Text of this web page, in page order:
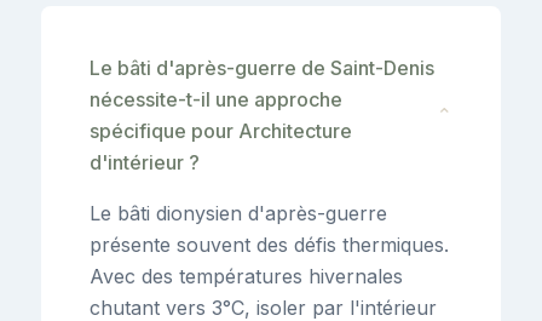
Le bâti d'après-guerre de Saint-Denis
nécessite-t-il une approche
spécifique pour Architecture
d'intérieur ?
⌄
Le bâti dionysien d'après-guerre
présente souvent des défis thermiques.
Avec des températures hivernales
chutant vers 3°C, isoler par l'intérieur